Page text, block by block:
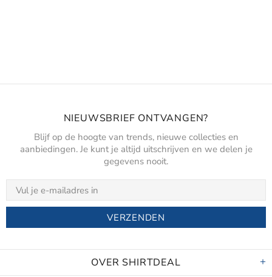
NIEUWSBRIEF ONTVANGEN?
Blijf op de hoogte van trends, nieuwe collecties en
aanbiedingen. Je kunt je altijd uitschrijven en we delen je
gegevens nooit.
OVER SHIRTDEAL